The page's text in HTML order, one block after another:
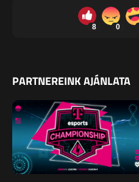
8 0
PARTNEREINK AJÁNLATA